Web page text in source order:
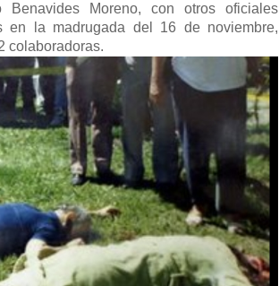
Benavides Moreno, con otros oficiales
en la madrugada del 16 de noviembre,
colaboradoras.